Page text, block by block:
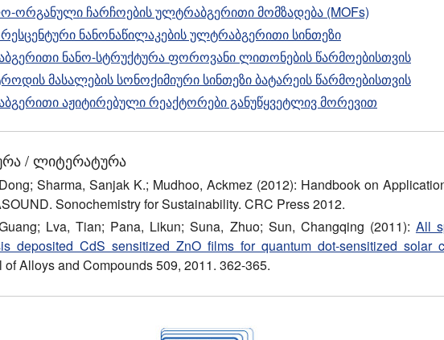
ორგანული ჩარჩოების ულტრაბგერითი მომზადება (MOFs)
ნანონაწილაკების ულტრაბგერითი სინთეზი
ნანო-სტრუქტურა ფოროვანი ლითონების წარმოებისთვის
მასალების სონოქიმიური სინთეზი ბატარეის წარმოებისთვის
აჟიტირებული რეაქტორები განუწყვეტლივ მორევით
/ ლიტერატურა
Sharma, Sanjak K.; Mudhoo, Ackmez (2012): Handbook on
Sonochemistry for Sustainability. CRC Press 2012.
Lva, Tian; Pana, Likun; Suna, Zhuo; Sun, Changqing (2011): All
deposited CdS sensitized ZnO films for quantum dot-sensitized solar
of Alloys and Compounds 509, 2011. 362-365.